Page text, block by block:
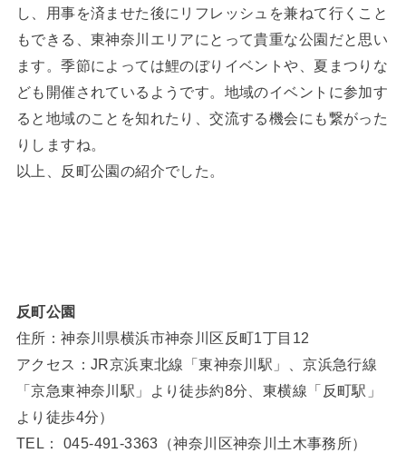
し、用事を済ませた後にリフレッシュを兼ねて行くこと
もできる、東神奈川エリアにとって貴重な公園だと思い
ます。季節によっては鯉のぼりイベントや、夏まつりな
ども開催されているようです。地域のイベントに参加す
ると地域のことを知れたり、交流する機会にも繋がった
りしますね。
以上、反町公園の紹介でした。
反町公園
住所：神奈川県横浜市神奈川区反町1丁目12
アクセス：JR京浜東北線「東神奈川駅」、京浜急行線
「京急東神奈川駅」より徒歩約8分、東横線「反町駅」
より徒歩4分）
TEL： 045-491-3363（神奈川区神奈川土木事務所）